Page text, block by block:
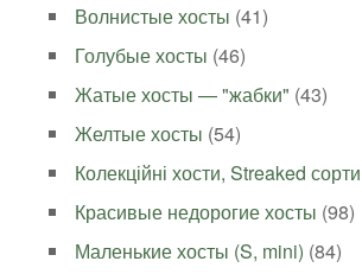
Волнистые хосты (41)
Голубые хосты (46)
Жатые хосты — "жабки" (43)
Желтые хосты (54)
Колекційні хости, Streaked сорти
Красивые недорогие хосты (98)
Маленькие хосты (S, mini) (84)